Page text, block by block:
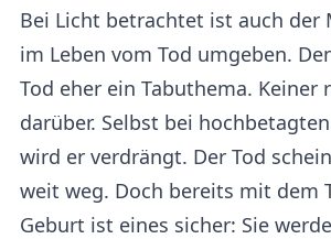
Bei Licht betrachtet ist auch der
im Leben vom Tod umgeben.
Tod eher ein Tabuthema. Keiner
darüber. Selbst bei
wird er verdrängt. Der Tod
weit weg. Doch bereits mit dem
Geburt ist eines sicher: Sie